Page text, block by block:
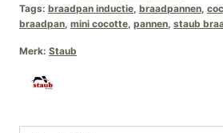
Tags: braadpan inductie, braadpannen,
braadpan, mini cocotte, pannen, staub
Merk: Staub